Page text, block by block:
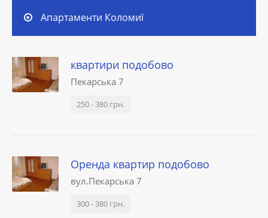
Aпартаменти Коломиї
квартири подобово
Пекарська 7
250 - 380 грн.
Оренда квартир подобово
вул.Пекарська 7
300 - 380 грн.